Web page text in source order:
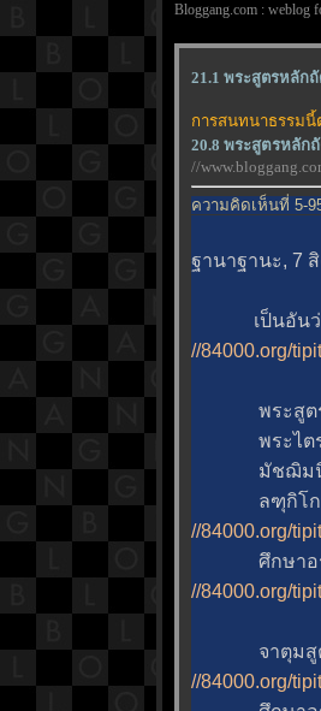
Bloggang.com : weblog
21.1 พระสูตรหลัก
การสนทนาธรรมนี้
20.8 พระสูตรหลัก
//
ความคิดเห็นที่ 5-
ฐานาฐานะ, 7
เป็นอันว่า พ
//84000.org/
พระสูตรหลั
พระไตรปิฎ
มัชฌิมนิก
ลฑุกิโกป
//84000.org/
ศึกษาอรร
//84000.org/
จาตุมสู
//84000.org/